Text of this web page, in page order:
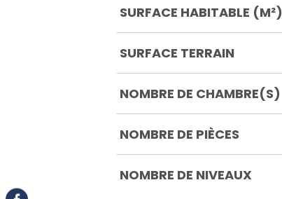
SURFACE HABITABLE (M²)
SURFACE TERRAIN
NOMBRE DE CHAMBRE(S)
NOMBRE DE PIÈCES
NOMBRE DE NIVEAUX